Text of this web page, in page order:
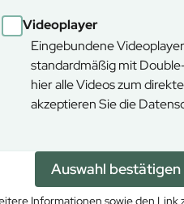
Videoplayer
Eingebundene
standardmäßig mit
hier alle Videos zum
akzeptieren Sie die
Auswahl bestätigen
Informationen sowie den